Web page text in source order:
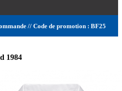
// Code de promotion : BF25
1984